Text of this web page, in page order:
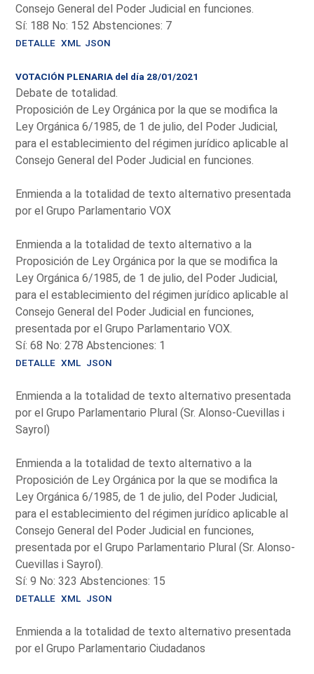
Consejo General del Poder Judicial en funciones.
Sí: 188 No: 152 Abstenciones: 7
DETALLE XML JSON
VOTACIÓN PLENARIA del día 28/01/2021
Debate de totalidad.
Proposición de Ley Orgánica por la que se modifica la
Ley Orgánica 6/1985, de 1 de julio, del Poder Judicial,
para el establecimiento del régimen jurídico aplicable al
Consejo General del Poder Judicial en funciones.
Enmienda a la totalidad de texto alternativo presentada
por el Grupo Parlamentario VOX
Enmienda a la totalidad de texto alternativo a la
Proposición de Ley Orgánica por la que se modifica la
Ley Orgánica 6/1985, de 1 de julio, del Poder Judicial,
para el establecimiento del régimen jurídico aplicable al
Consejo General del Poder Judicial en funciones,
presentada por el Grupo Parlamentario VOX.
Sí: 68 No: 278 Abstenciones: 1
DETALLE XML JSON
Enmienda a la totalidad de texto alternativo presentada
por el Grupo Parlamentario Plural (Sr. Alonso-Cuevillas i
Sayrol)
Enmienda a la totalidad de texto alternativo a la
Proposición de Ley Orgánica por la que se modifica la
Ley Orgánica 6/1985, de 1 de julio, del Poder Judicial,
para el establecimiento del régimen jurídico aplicable al
Consejo General del Poder Judicial en funciones,
presentada por el Grupo Parlamentario Plural (Sr. Alonso-
Cuevillas i Sayrol).
Sí: 9 No: 323 Abstenciones: 15
DETALLE XML JSON
Enmienda a la totalidad de texto alternativo presentada
por el Grupo Parlamentario Ciudadanos